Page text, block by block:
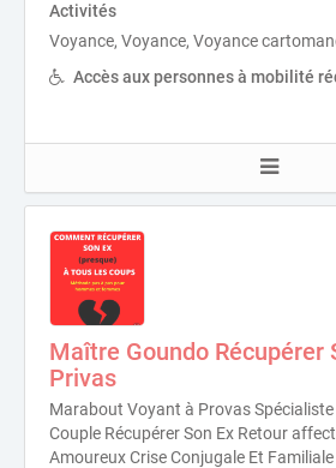
Activités
Voyance, Voyance, Voyance
Accès aux personnes à mobilité
Maître Goundo Récupérer
Privas
Marabout Voyant à Provas Spécialiste
Couple Récupérer Son Ex Retour
Amoureux Crise Conjugale Et